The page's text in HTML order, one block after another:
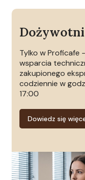
Tylko w Proficafe
wsparcia
zakupionego
codziennie w
17:00
Dowiedz się